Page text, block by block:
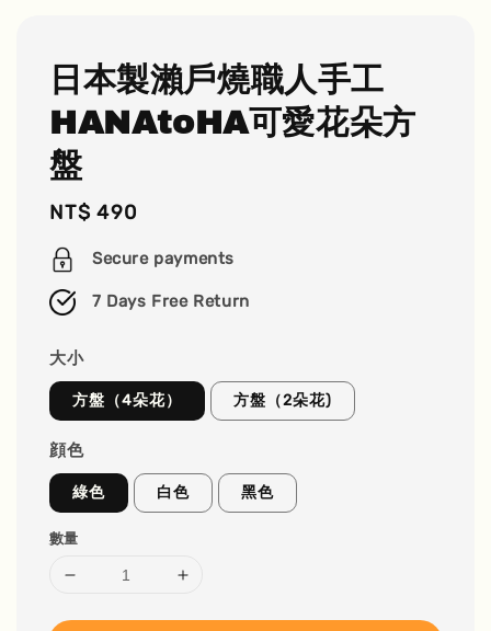
日本製瀨戶燒職人手工
HANAtoHA可愛花朵方
盤
Regular
price
NT$ 490
Secure payments
7 Days Free Return
大小
方盤（4朵花） 方盤（2朵花)
顔色
綠色 白色 黑色
數量